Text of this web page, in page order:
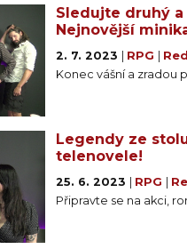
Sledujte druhý a
Nejnovější
2. 7. 2023 RPG
Konec vášní a zradou
Legendy ze
telenovele!
25. 6. 2023 RPG
Připravte se na akci,